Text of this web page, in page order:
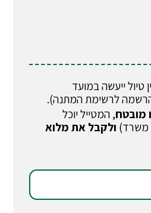
ייעשה במועד
לרשימת המתנה).
מובטח, המטייל יוכל
משרד) ולקבל את מלוא